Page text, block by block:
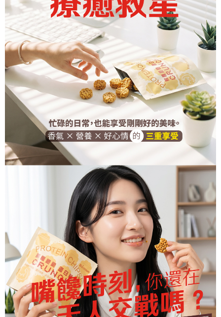
【注意事項】
１．透過由恩沛科技股份有限公司提供之「AFTEE先享後付」服務完成之交
易，需依本服務之必要範圍內提供個人資料，並將交易相關給付款項請求債
權轉讓予恩沛科技股份有限公司。
２．關於個人資料處理事宜，請瀏覽以下網址：
https://aftee.tw/terms/#terms3
３．未成年的使用者請事先徵得法定代理人或監護人之同意方可使用
「AFTEE先享後付」，若未經同意申辦者引起之損失，本公司不負相關責
任。
４．使用「AFTEE先享後付」時，將依據個別帳號之用戶狀況，依本公司即
時審查核予不同之上限額度；若仍有額度不足之情形，本公司將視審查結果
請求用戶進行身份認證。
５．嚴禁一人註冊多個帳號或使用他人資訊註冊。若發現惡意使用之情形，
恩沛科技股份有限公司將有權停止該用戶之使用額度並採取法律行動。
免運費
宅配
免運費
新竹貨運宅配
免運費
貨到付款
免運費